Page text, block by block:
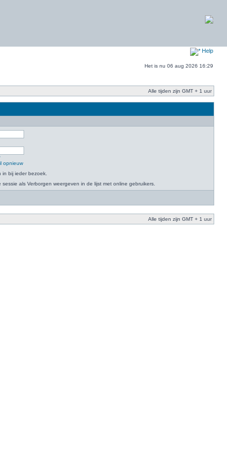
Help
Het is nu 06 aug 2026 16:29
Alle tijden zijn GMT + 1 uur
opnieuw
in bij ieder bezoek.
als Verborgen weergeven in de lijst met online gebruikers.
Alle tijden zijn GMT + 1 uur